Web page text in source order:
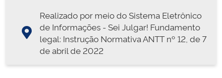
Realizado por meio do Sistema Eletrônico
de Informações - Sei Julgar! Fundamento
legal: Instrução Normativa ANTT nº 12, de 7
de abril de 2022